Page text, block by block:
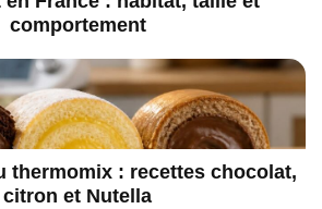
comportement
thermomix : recettes chocolat,
citron et Nutella